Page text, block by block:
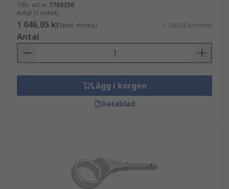
Tillv. art.nr 7708250
Antal (1 enhet)
1 046,05 kr(exkl. moms) 1 046,05 kr/enhet
Antal
Lägg i korgen
Datablad